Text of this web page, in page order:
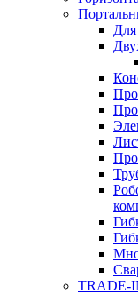
TRADE-